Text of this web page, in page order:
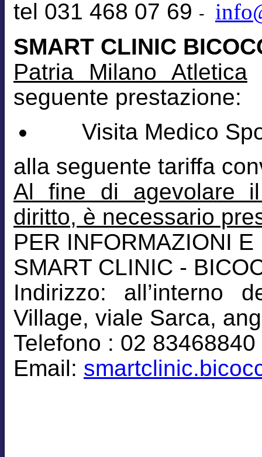
tel 031 468 07 69 -
SMART CLINIC
Patria Milano Atletica
seguente prestazione:
Visita Medico
alla seguente tariffa
Al fine di agevolare
diritto, è necessario
PER INFORMAZIONI
SMART CLINIC -
Indirizzo: all’interno
Village, viale Sarca,
Telefono : 02 83468840
Email: